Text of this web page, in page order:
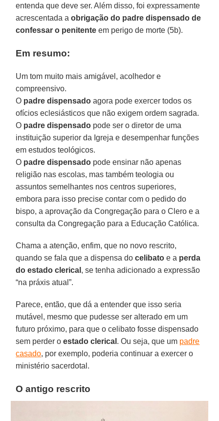
entenda que deve ser. Além disso, foi expressamente
acrescentada aobrigação do padre dispensado de
confessar o penitente em perigo de morte (5b).
Em resumo:
Um tom muito mais amigável, acolhedor e
compreensivo.
O padre dispensado agora pode exercer todos os
ofícios eclesiásticos que não exigem ordem sagrada.
O padre dispensado pode ser o diretor de uma
instituição superior da Igreja e desempenhar funções
em estudos teológicos.
O padre dispensado pode ensinar não apenas
religião nas escolas, mas também teologia ou
assuntos semelhantes nos centros superiores,
embora para isso precise contar com o pedido do
bispo, a aprovação da Congregação para o Clero e a
consulta da Congregação para a Educação Católica.
Chama a atenção, enfim, que no novo rescrito,
quando se fala que a dispensa docelibato e a perda
do estado clerical , se tenha adicionado a expressão
“na práxis atual”.
Parece, então, que dá a entender que isso seria
mutável, mesmo que pudesse ser alterado em um
futuro próximo, para que o celibato fosse dispensado
sem perder oestado clerical . Ou seja, que um padre
casado, por exemplo, poderia continuar a exercer o
ministério sacerdotal.
O antigo rescrito